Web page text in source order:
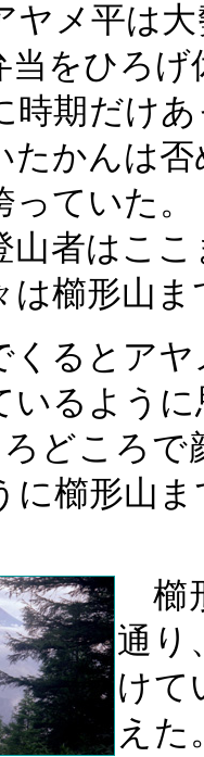
メ平は大
当をひろ
期だけあ
たかんは
っていた。
者はここ
は櫛形山
るとアヤ
いるよう
どころで
に櫛形山
櫛
通り
けて
えた